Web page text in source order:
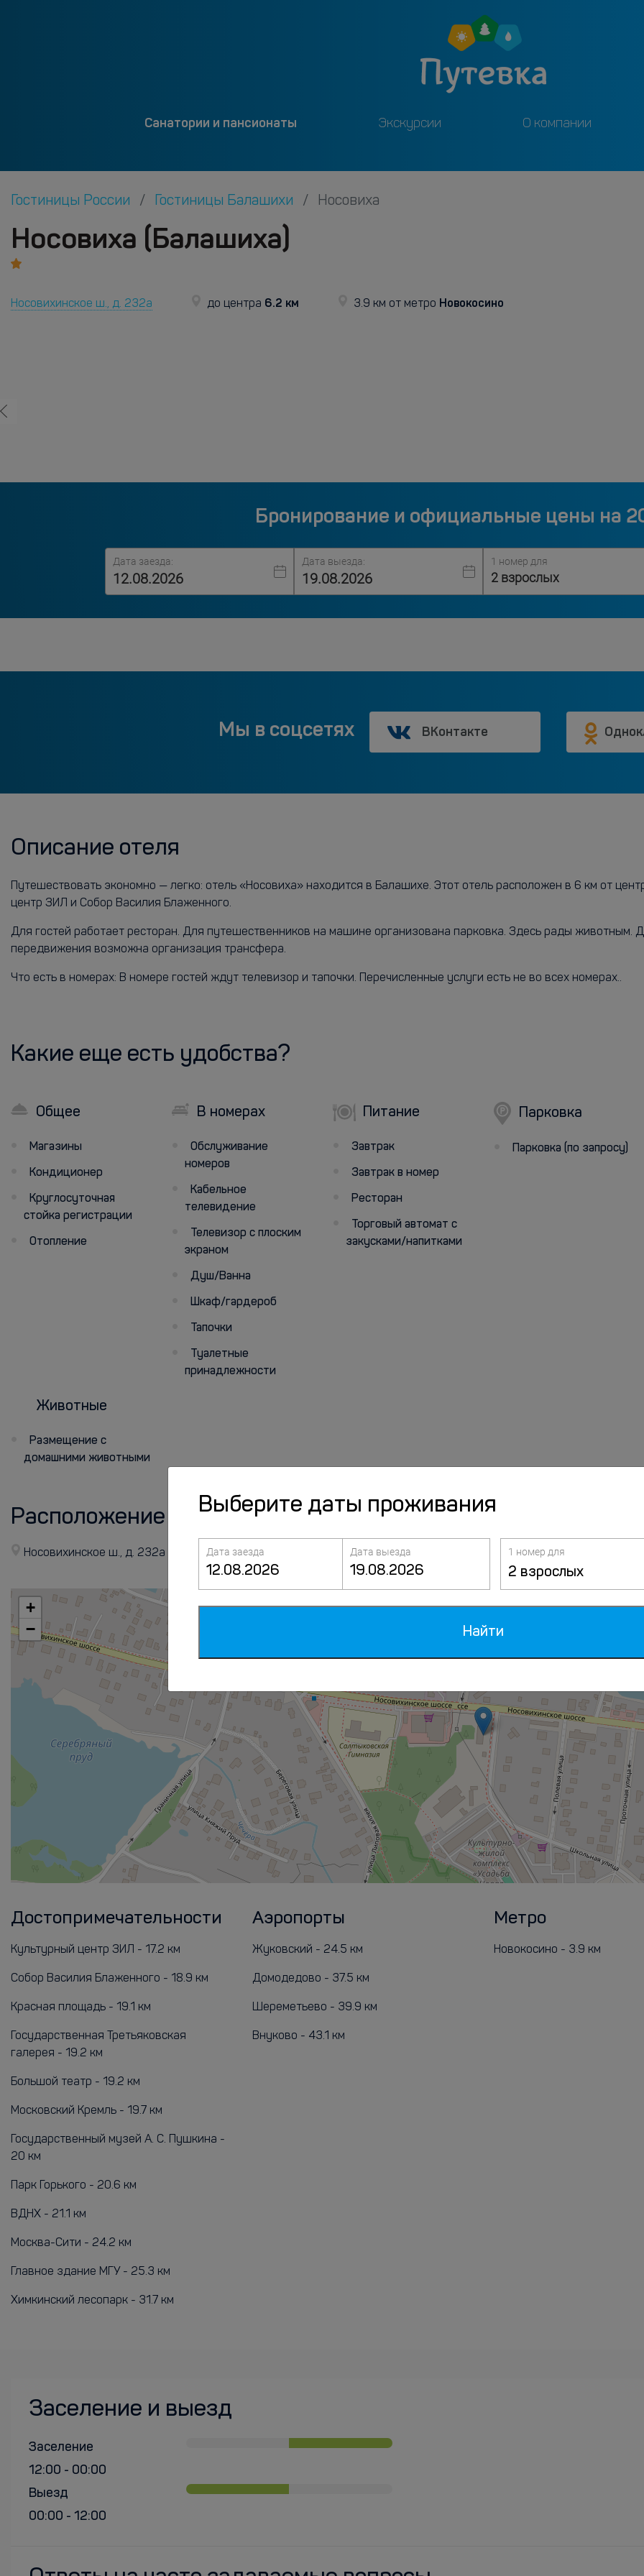
Санатории и пансионаты Экскурсии О компании
Гостиницы России Гостиницы Балашихи Носовиха
Носовиха (Балашиха)
Носовихинское ш., д. 232а до центра 6.2 км 3.9 км от метро Новокосино
Бронирование и официальные цены на
Дата заезда: Дата выезда: 1 номер для
2 взрослых
Мы в соцсетях ВКонтакте
Описание отеля
Путешествовать экономно — легко: отель «Носовиха» находится в Балашихе. Этот отель расположен в 6 км от
центр ЗИЛ и Собор Василия Блаженного.
Для гостей работает ресторан. Для путешественников на машине организована парковка. Здесь рады животным.
передвижения возможна организация трансфера.
Что есть в номерах: В номере гостей ждут телевизор и тапочки. Перечисленные услуги есть не во всех номерах..
Какие еще есть удобства?
Общее
Магазины
Кондиционер
Круглосуточная
стойка регистрации
Отопление
В номерах
Обслуживание
номеров
Кабельное
телевидение
Телевизор с плоским
экраном
Душ/Ванна
Шкаф/гардероб
Тапочки
Туалетные
принадлежности
Питание
Завтрак
Завтрак в номер
Ресторан
Торговый автомат с
закусками/напитками
Парковка
Парковка (по запросу)
Животные
Размещение с
домашними животными
Расположение
Носовихинское ш., д. 232а
+
−
Достопримечательности
Культурный центр ЗИЛ - 17.2 км
Собор Василия Блаженного - 18.9 км
Красная площадь - 19.1 км
Государственная Третьяковская
галерея - 19.2 км
Большой театр - 19.2 км
Московский Кремль - 19.7 км
Государственный музей А. С. Пушкина -
20 км
Парк Горького - 20.6 км
ВДНХ - 21.1 км
Москва-Сити - 24.2 км
Главное здание МГУ - 25.3 км
Химкинский лесопарк - 31.7 км
Аэропорты
Жуковский - 24.5 км
Домодедово - 37.5 км
Шереметьево - 39.9 км
Внуково - 43.1 км
Метро
Новокосино - 3.9 км
Заселение и выезд
Заселение
12:00 - 00:00
Выезд
00:00 - 12:00
Выберите даты проживания
Дата заезда Дата выезда 1 номер для
2 взрослых
Найти